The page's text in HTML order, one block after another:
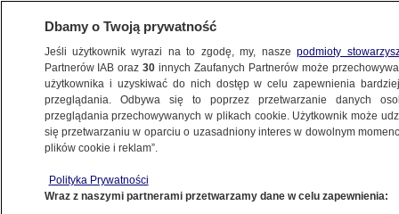
PROGRAMY
i liczne atrakcje. Olsztyn na weekend
Dbamy o Twoją prywatność
Jeśli użytkownik wyrazi na to zgodę, my, naszepodmioty
Partnerów IAB oraz30 innych Zaufanych Partnerów może
użytkownika i uzyskiwać do nich dostęp w celu zapewnienia
przeglądania. Odbywa się to poprzez przetwarzanie danych
przeglądania przechowywanych w plikach cookie. Użytkownik może
się przetwarzaniu w oparciu o uzasadniony interes w dowolnym
plików cookie i reklam”.
Polityka Prywatności
Wraz z naszymi partnerami przetwarzamy dane w celu zapewnienia: